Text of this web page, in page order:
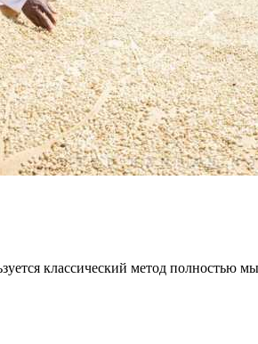
классический метод полностью